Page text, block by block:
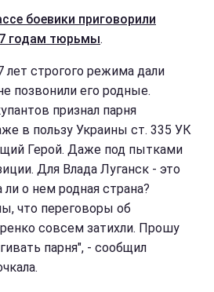
боевики приговорили
годам тюрьмы.
лет строгого режима дали
позвонили его родные.
признал парня
в пользу Украины ст. 335 УК
Герой. Даже под пытками
Для Влада Луганск - это
о нем родная страна?
что переговоры об
совсем затихли. Прошу
парня", - сообщил